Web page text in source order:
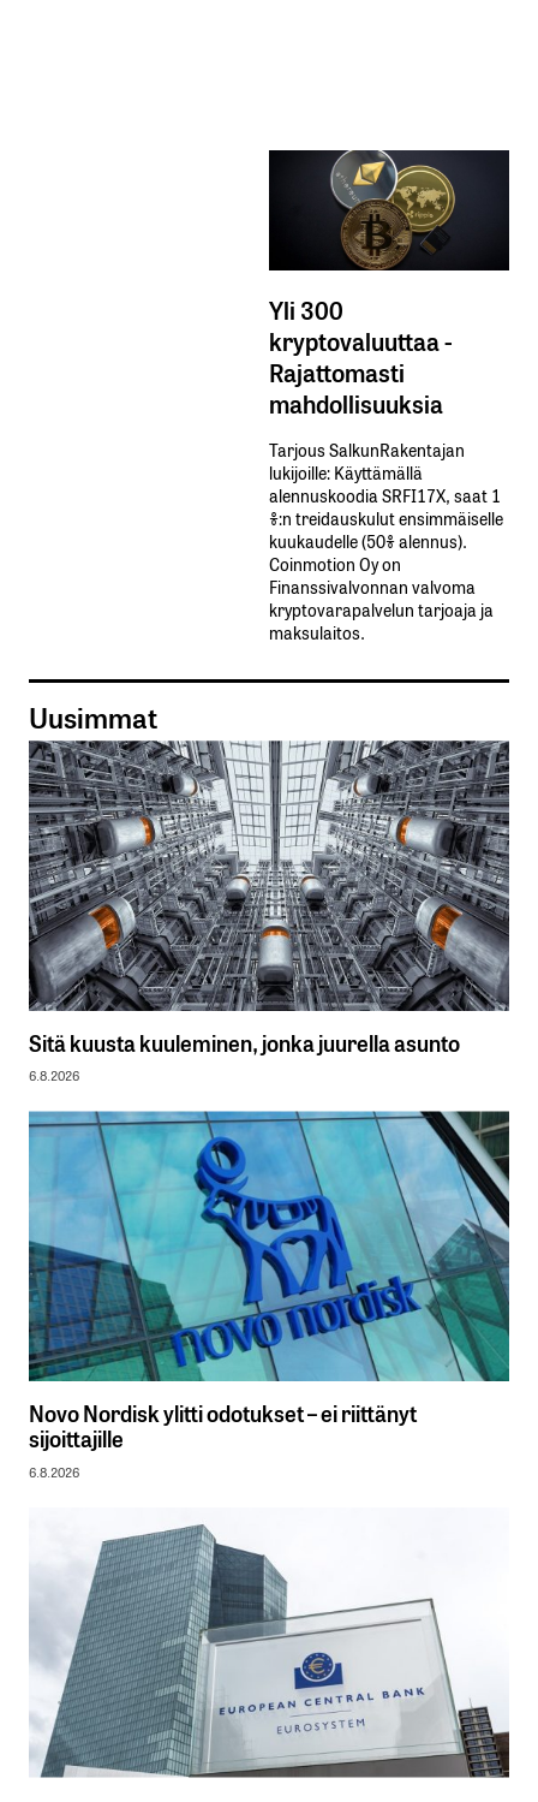
Yli 300
kryptovaluuttaa -
Rajattomasti
mahdollisuuksia
Tarjous SalkunRakentajan
lukijoille: Käyttämällä​ ​
alennuskoodia​ ​SRFI17X,​ ​saat​ ​1
%:n treidauskulut​ ​ensimmäiselle​ ​
kuukaudelle​ ​(50%​ ​alennus).
Coinmotion Oy on
Finanssivalvonnan valvoma
kryptovarapalvelun tarjoaja ja
maksulaitos.
Uusimmat
Sitä kuusta kuuleminen, jonka juurella asunto
6.8.2026
Novo Nordisk ylitti odotukset – ei riittänyt
sijoittajille
6.8.2026